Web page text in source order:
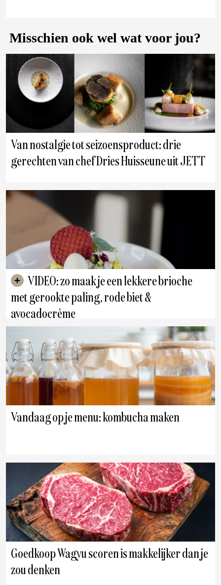
Misschien ook wel wat voor jou?
Van nostalgie tot seizoensproduct: drie
gerechten van chef Dries Huisseune uit JETT
met gerookte paling, rode biet &
avocadocrème
Vandaag op je menu: kombucha maken
Goedkoop Wagyu scoren is makkelijker dan je
zou denken